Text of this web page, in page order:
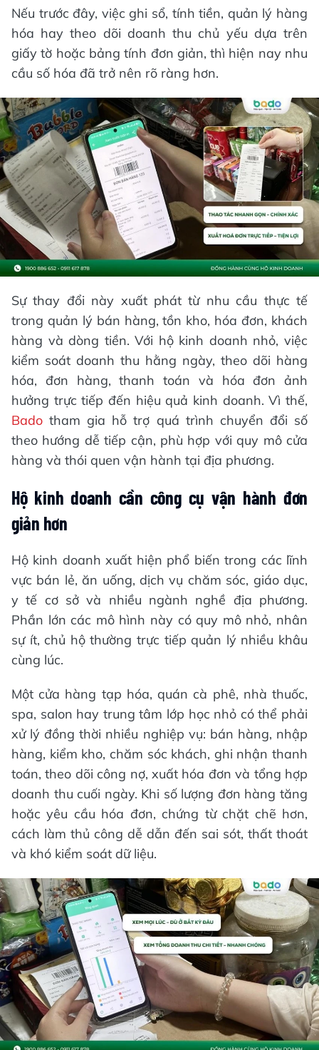
Nếu trước đây, việc ghi sổ, tính tiền, quản lý hàng
hóa hay theo dõi doanh thu chủ yếu dựa trên
giấy tờ hoặc bảng tính đơn giản, thì hiện nay nhu
cầu số hóa đã trở nên rõ ràng hơn.
Sự thay đổi này xuất phát từ nhu cầu thực tế
trong quản lý bán hàng, tồn kho, hóa đơn, khách
hàng và dòng tiền. Với hộ kinh doanh nhỏ, việc
kiểm soát doanh thu hằng ngày, theo dõi hàng
hóa, đơn hàng, thanh toán và hóa đơn ảnh
hưởng trực tiếp đến hiệu quả kinh doanh. Vì thế,
Bado tham gia hỗ trợ quá trình chuyển đổi số
theo hướng dễ tiếp cận, phù hợp với quy mô cửa
hàng và thói quen vận hành tại địa phương.
Hộ kinh doanh cần công cụ vận hành đơn
giản hơn
Hộ kinh doanh xuất hiện phổ biến trong các lĩnh
vực bán lẻ, ăn uống, dịch vụ chăm sóc, giáo dục,
y tế cơ sở và nhiều ngành nghề địa phương.
Phần lớn các mô hình này có quy mô nhỏ, nhân
sự ít, chủ hộ thường trực tiếp quản lý nhiều khâu
cùng lúc.
Một cửa hàng tạp hóa, quán cà phê, nhà thuốc,
spa, salon hay trung tâm lớp học nhỏ có thể phải
xử lý đồng thời nhiều nghiệp vụ: bán hàng, nhập
hàng, kiểm kho, chăm sóc khách, ghi nhận thanh
toán, theo dõi công nợ, xuất hóa đơn và tổng hợp
doanh thu cuối ngày. Khi số lượng đơn hàng tăng
hoặc yêu cầu hóa đơn, chứng từ chặt chẽ hơn,
cách làm thủ công dễ dẫn đến sai sót, thất thoát
và khó kiểm soát dữ liệu.